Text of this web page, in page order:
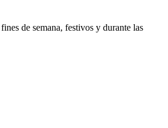
de semana, festivos y durante las